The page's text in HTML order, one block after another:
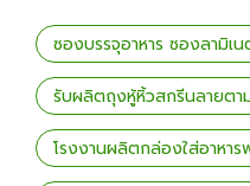
ซองบรรจุอาหาร ซองลามิ
รับผลิตถุงหู้หิ้วสกรีนลายตา
โรงงานผลิตกล่องใส่อาหา